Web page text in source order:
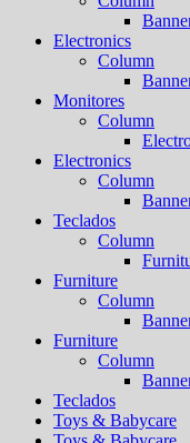
Electronics
Column
Monitores
Column
Electronics
Column
Teclados
Column
Furniture
Column
Furniture
Column
Teclados
Toys & Babycare